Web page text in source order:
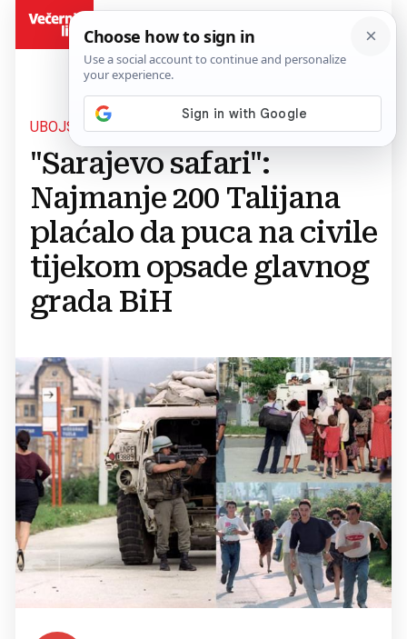
UBOJSTVA DJECE PLAĆALA SU SE NAJVIŠE
"Sarajevo safari":
Najmanje 200 Talijana
plaćalo da puca na civile
tijekom opsade glavnog
grada BiH